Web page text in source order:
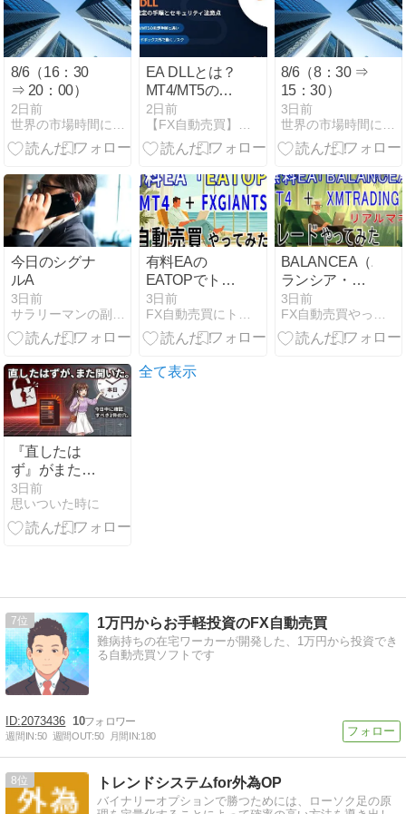
最新】
8/6（16：30
⇒ 20：00）
2日前
世界の市場時間にあわせたFX投資術
EA DLLとは？
MT4/MT5の許
可設定手順と
セキュリティ
注意点を解説
2日前
【FX自動売買】総合ポータル｜Forex Guide
8/6（8：30 ⇒
15：30）
3日前
世界の市場時間にあわせたFX投資術
今日のシグナ
ルA
3日前
サラリーマンの副業に最適なＦＸ投資
有料EAの
EATOPでトレ
ードやってみ
た：第281日
3日前
FX自動売買にトライ | 自動売買EAを使って資産構築
BALANCEA（バ
ランシア・リ
アルマネー）
投資：56日目
3日前
FX自動売買やってみた | FX自動売買にトライしています
『直したは
ず』がまた開
いた日——
TomcatとN-
centralに見る
3日前
思いついた時に
全て表示
7 1万円からお手軽投資のFX自動売買
難病持ちの在宅ワーカーが開発した、1万円から投資でき
る自動売買ソフトです
2073436 10
週間IN:50 週間OUT:50 月間IN:180
8 トレンドシステムfor外為OP
バイナリーオプションで勝つためには、ローソク足の原